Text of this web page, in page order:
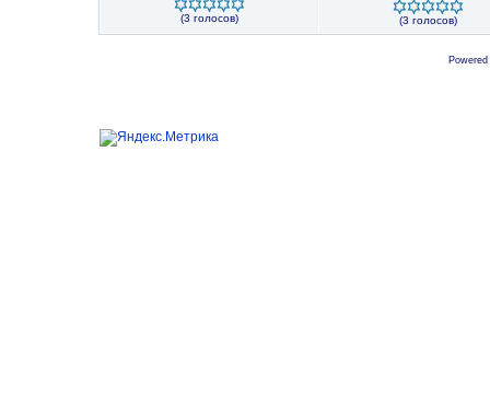
(3 голосов) (3 голосов)